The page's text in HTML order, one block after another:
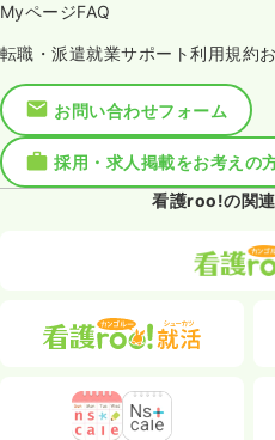
MyページFAQ
転職・派遣就業サポート利用規約
お問い合わせフォーム
採用・求人掲載をお考えの
看護roo!の関